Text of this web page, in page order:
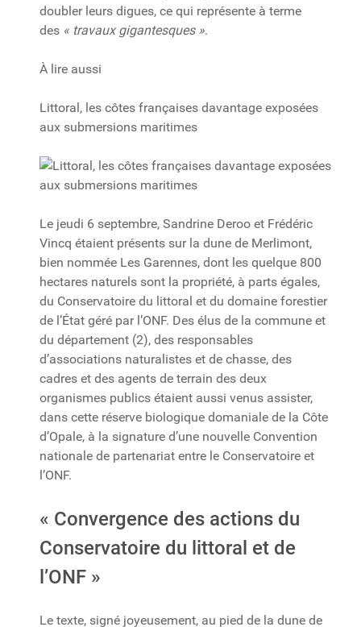
doubler leurs digues, ce qui représente à terme
des « travaux gigantesques ».
À lire aussi
Littoral, les côtes françaises davantage exposées
aux submersions maritimes
Le jeudi 6 septembre, Sandrine Deroo et Frédéric
Vincq étaient présents sur la dune de Merlimont,
bien nommée Les Garennes, dont les quelque 800
hectares naturels sont la propriété, à parts égales,
du Conservatoire du littoral et du domaine forestier
de l’État géré par l’ONF. Des élus de la commune et
du département (2), des responsables
d’associations naturalistes et de chasse, des
cadres et des agents de terrain des deux
organismes publics étaient aussi venus assister,
dans cette réserve biologique domaniale de la Côte
d’Opale, à la signature d’une nouvelle Convention
nationale de partenariat entre le Conservatoire et
l’ONF.
« Convergence des actions du
Conservatoire du littoral et de
l’ONF »
Le texte, signé joyeusement, au pied de la dune de